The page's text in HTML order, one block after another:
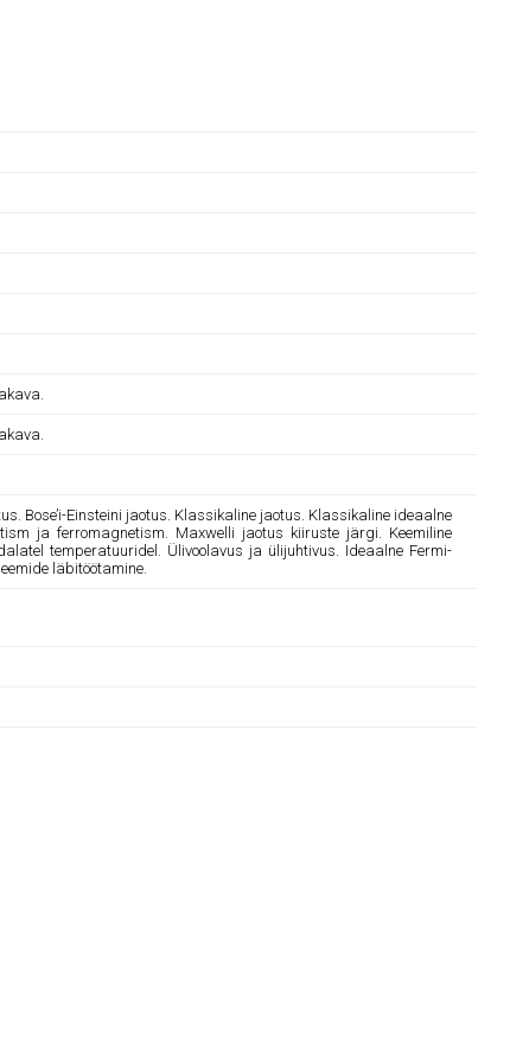
Bose’i-Einsteini jaotus. Klassikaline jaotus. Klassikaline ideaalne
ja ferromagnetism. Maxwelli jaotus kiiruste järgi. Keemiline
temperatuuridel. Ülivoolavus ja ülijuhtivus. Ideaalne Fermi-
läbitöötamine.